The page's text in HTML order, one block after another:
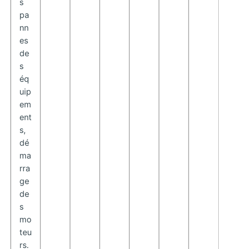
pa
nn
es
de
s
éq
uip
em
ent
s,
dé
ma
rra
ge
de
s
mo
teu
rs.